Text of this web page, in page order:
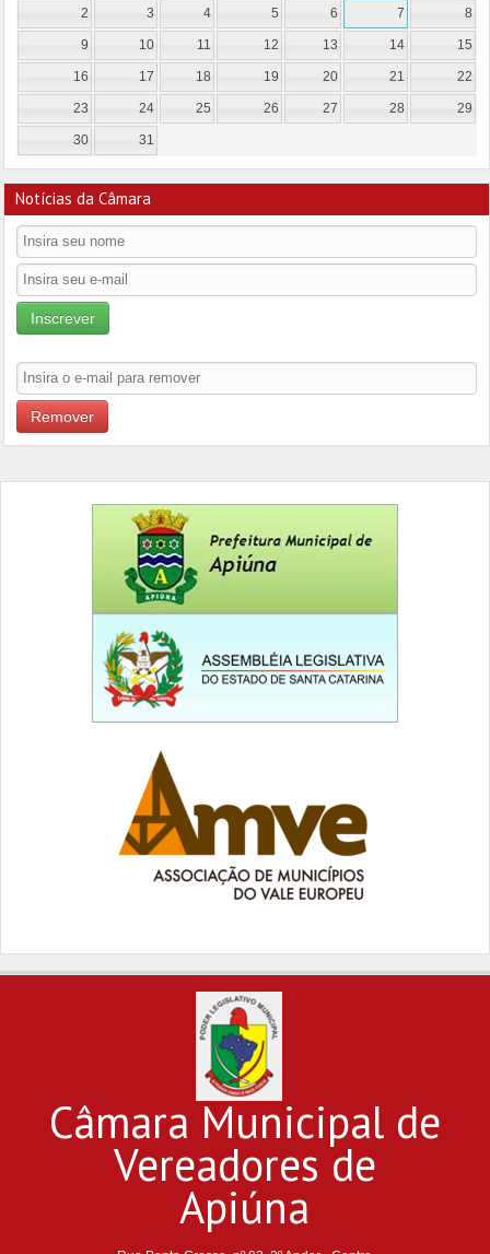
2 3 4 5 6 7 8
9 10 11 12 13 14 15
16 17 18 19 20 21 22
23 24 25 26 27 28 29
30 31
Notícias da Câmara
Inscrever
Remover
Câmara Municipal de
Vereadores de
Apiúna